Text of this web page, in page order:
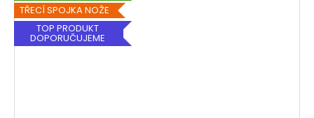
TŘECÍ SPOJKA NOŽE
TOP PRODUKT
DOPORUČUJEME